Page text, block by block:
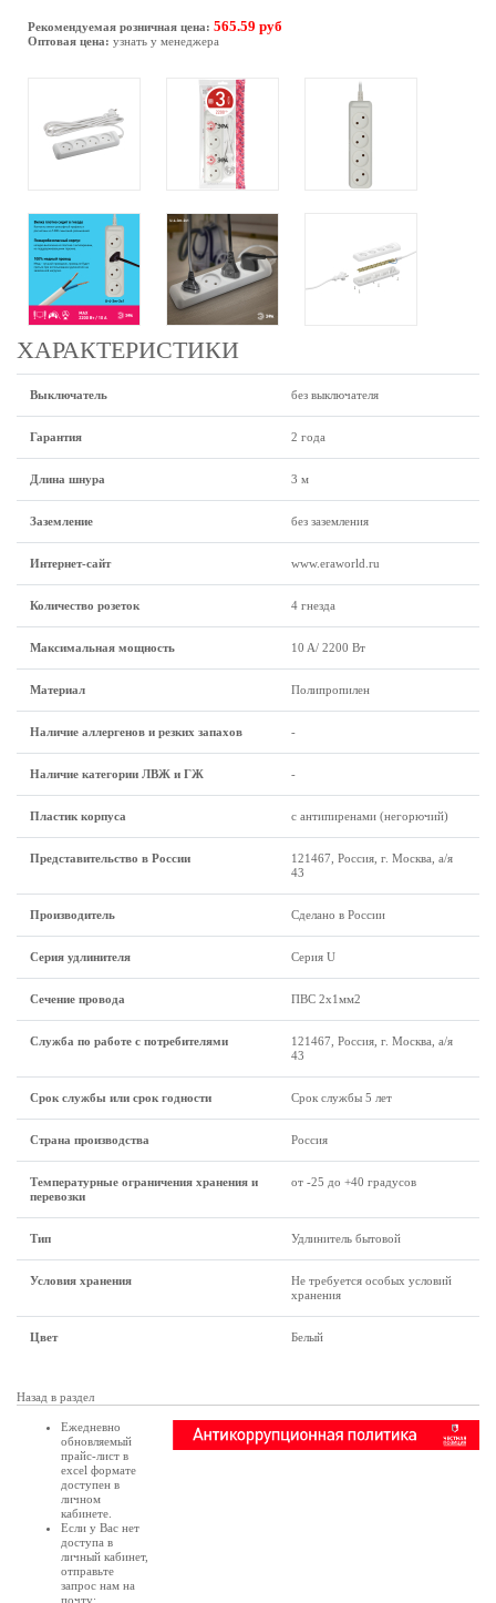
Рекомендуемая розничная цена: 565.59 руб
Оптовая цена: узнать у менеджера
ХАРАКТЕРИСТИКИ
Выключатель без выключателя
Гарантия 2 года
Длина шнура 3 м
Заземление без заземления
Интернет-сайт www.eraworld.ru
Количество розеток 4 гнезда
Максимальная мощность 10 A/ 2200 Вт
Материал Полипропилен
Наличие аллергенов и резких запахов -
Наличие категории ЛВЖ и ГЖ -
Пластик корпуса с антипиренами (негорючий)
Представительство в России
121467, Россия, г. Москва, а/я
43
Производитель Сделано в России
Серия удлинителя Серия U
Сечение провода ПВС 2x1мм2
Служба по работе с потребителями
121467, Россия, г. Москва, а/я
43
Срок службы или срок годности Срок службы 5 лет
Страна производства Россия
Температурные ограничения хранения и
перевозки
от -25 до +40 градусов
Тип Удлинитель бытовой
Условия хранения
Не требуется особых условий
хранения
Цвет Белый
Назад в раздел
Ежедневно
обновляемый
прайс-лист в
excel формате
доступен в
личном
кабинете
Если у Вас нет
доступа в
личный кабинет,
отправьте
запрос нам на
почту: